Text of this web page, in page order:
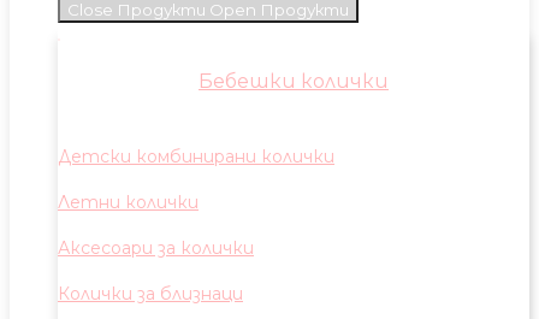
Close Продукти Open Продукти
Бебешки колички
Детски комбинирани колички
Летни колички
Аксесоари за колички
Колички за близнаци